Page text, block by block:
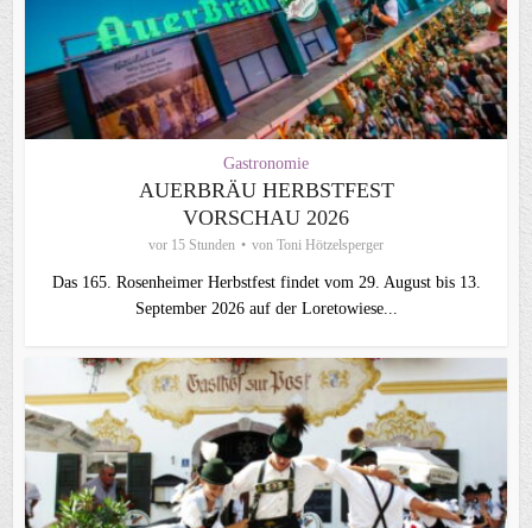
Gastronomie
AUERBRÄU HERBSTFEST
VORSCHAU 2026
vor 15 Stunden von Toni Hötzelsperger
Das 165. Rosenheimer Herbstfest findet vom 29. August bis 13.
September 2026 auf der Loretowiese...